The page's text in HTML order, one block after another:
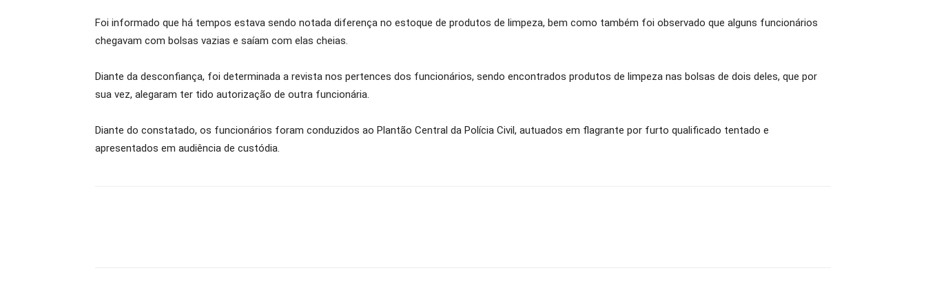
Foi informado que há tempos estava sendo notada diferença no estoque de produtos de limpeza, bem como também foi observado que alguns funcionários
chegavam com bolsas vazias e saíam com elas cheias.
Diante da desconfiança, foi determinada a revista nos pertences dos funcionários, sendo encontrados produtos de limpeza nas bolsas de dois deles, que por
sua vez, alegaram ter tido autorização de outra funcionária.
Diante do constatado, os funcionários foram conduzidos ao Plantão Central da Polícia Civil, autuados em flagrante por furto qualificado tentado e
apresentados em audiência de custódia.